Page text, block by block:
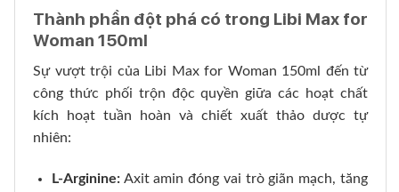
Thành phần đột phá có trong Libi Max for
Woman 150ml
Sự vượt trội của Libi Max for Woman 150ml đến từ
công thức phối trộn độc quyền giữa các hoạt chất
kích hoạt tuần hoàn và chiết xuất thảo dược tự
nhiên:
L-Arginine:Axit amin đóng vai trò giãn mạch, tăng